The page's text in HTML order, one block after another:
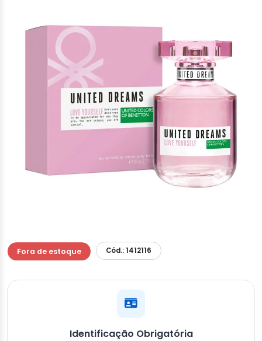
Fora de estoque Cód.: 1412116
Identificação Obrigatória